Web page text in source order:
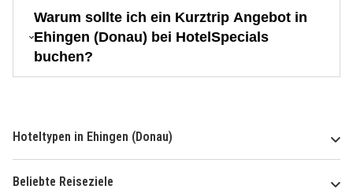
Warum sollte ich ein Kurztrip Angebot in
Ehingen (Donau) bei HotelSpecials
buchen?
Hoteltypen in Ehingen (Donau)
Beliebte Reiseziele